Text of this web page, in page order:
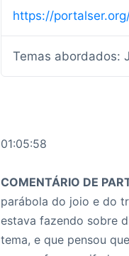
https://
Temas abordados:
01:05:58
COMENTÁRIO DE
parábola do joio e do
estava fazendo sobre
tema, e que pensou